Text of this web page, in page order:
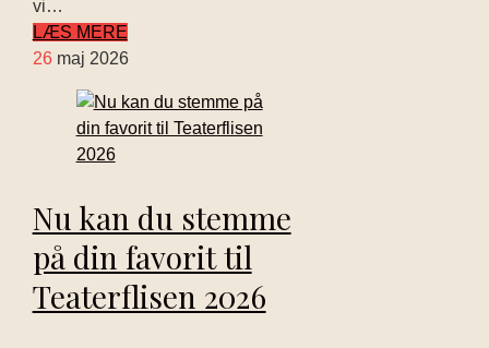
vi…
LÆS MERE
26 maj 2026
Nu kan du stemme
på din favorit til
Teaterflisen 2026